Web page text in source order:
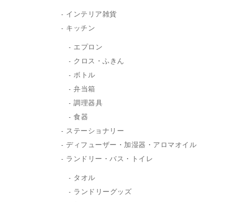
インテリア雑貨
キッチン
エプロン
クロス・ふきん
ボトル
弁当箱
調理器具
食器
ステーショナリー
ディフューザー・加湿器・アロマオイル
ランドリー・バス・トイレ
タオル
ランドリーグッズ